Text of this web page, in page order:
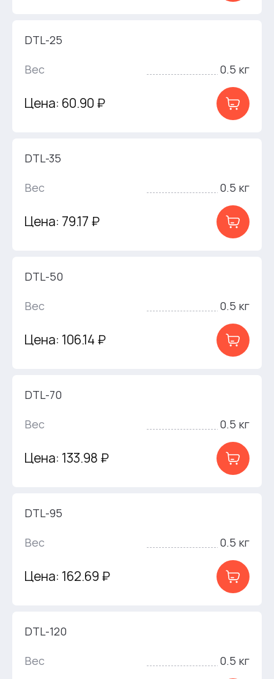
DTL-25
Вес
0.5 кг
Цена: 60.90 ₽
DTL-35
Вес
0.5 кг
Цена: 79.17 ₽
DTL-50
Вес
0.5 кг
Цена: 106.14 ₽
DTL-70
Вес
0.5 кг
Цена: 133.98 ₽
DTL-95
Вес
0.5 кг
Цена: 162.69 ₽
DTL-120
Вес
0.5 кг